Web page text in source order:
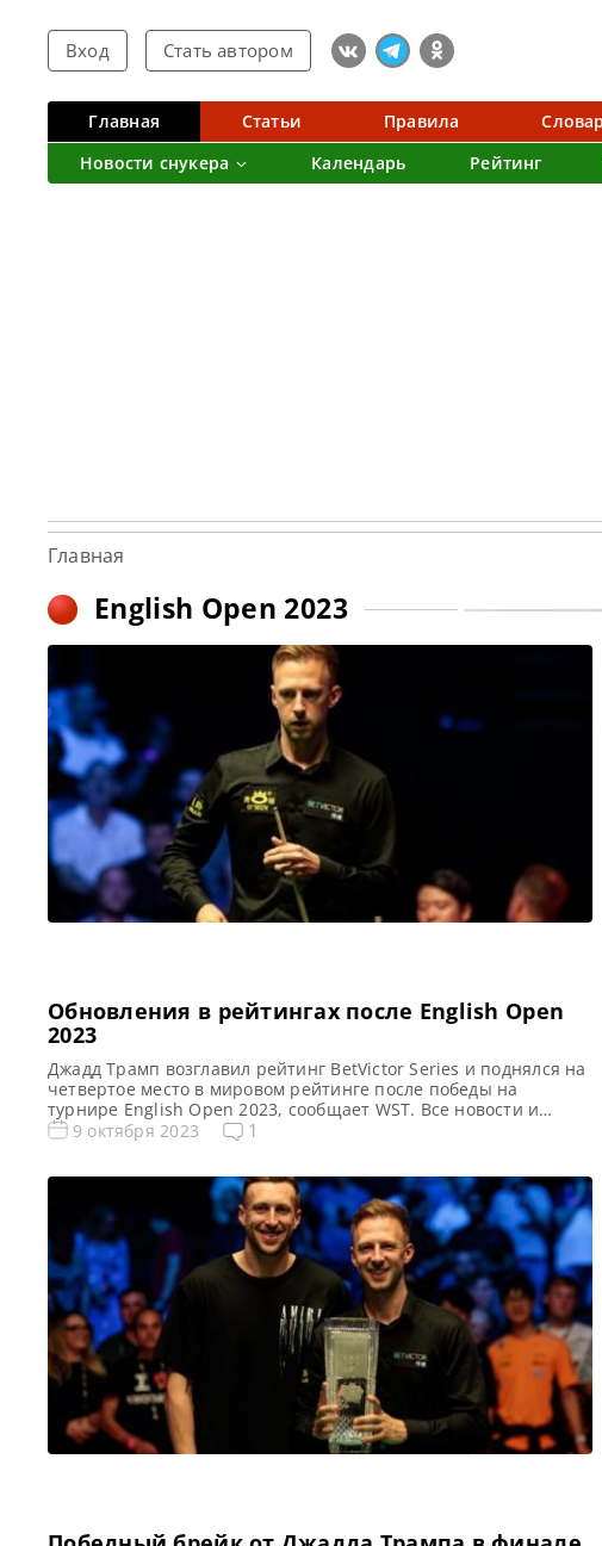
Вход Стать автором
Главная Статьи Правила
Новости снукера
Календарь Рейтинг
Главная
English Open 2023
Обновления в рейтингах после English Open
2023
Джадд Трамп возглавил рейтинг BetVictor Series и поднялся на
четвертое место в мировом рейтинге после победы на
турнире English Open 2023, сообщает WST. Все новости и
результаты English Open 2023 English Open 2023. Результаты,
Open 2023 Видео English Open 2023 […]
9 октября 2023 1